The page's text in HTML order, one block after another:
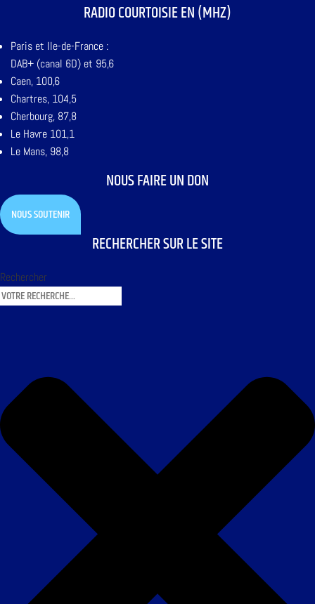
RADIO COURTOISIE EN (MHZ)
Paris et Ile-de-France :
DAB+ (canal 6D) et 95,6
Caen, 100,6
Chartres, 104,5
Cherbourg, 87,8
Le Havre 101,1
Le Mans, 98,8
NOUS FAIRE UN DON
NOUS SOUTENIR
RECHERCHER SUR LE SITE
Rechercher